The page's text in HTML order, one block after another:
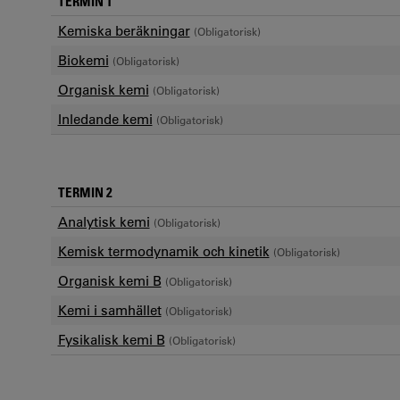
Kemiska beräkningar (Obligatorisk)
Biokemi (Obligatorisk)
Organisk kemi (Obligatorisk)
Inledande kemi (Obligatorisk)
TERMIN 2
Analytisk kemi (Obligatorisk)
Kemisk termodynamik och kinetik (Obligatorisk)
Organisk kemi B (Obligatorisk)
Kemi i samhället (Obligatorisk)
Fysikalisk kemi B (Obligatorisk)